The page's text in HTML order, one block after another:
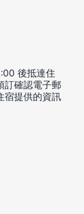
後抵達住
訂確認電子郵
宿提供的資訊